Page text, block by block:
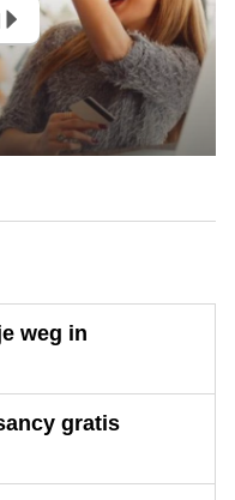
weg in
gratis